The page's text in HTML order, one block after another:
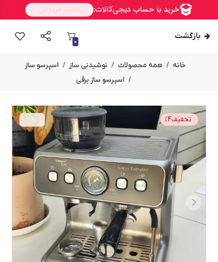
بازگشت
0
خانه همه محصولات نوشیدنی ساز
اسپرسو ساز
اسپرسو ساز برقی
امــــــــن
تخفیف %4